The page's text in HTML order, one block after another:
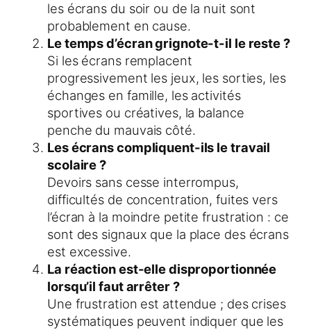
les écrans du soir ou de la nuit sont
probablement en cause.
Le temps d’écran grignote-t-il le reste ?
Si les écrans remplacent
progressivement les jeux, les sorties, les
échanges en famille, les activités
sportives ou créatives, la balance
penche du mauvais côté.
Les écrans compliquent-ils le travail
scolaire ?
Devoirs sans cesse interrompus,
difficultés de concentration, fuites vers
l’écran à la moindre petite frustration : ce
sont des signaux que la place des écrans
est excessive.
La réaction est-elle disproportionnée
lorsqu’il faut arrêter ?
Une frustration est attendue ; des crises
systématiques peuvent indiquer que les